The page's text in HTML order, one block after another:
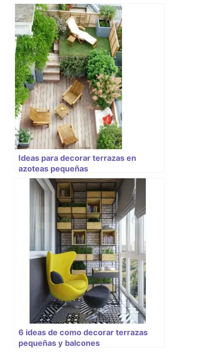
Ideas para decorar terrazas en
azoteas pequeñas
6 ideas de como decorar terrazas
pequeñas y balcones